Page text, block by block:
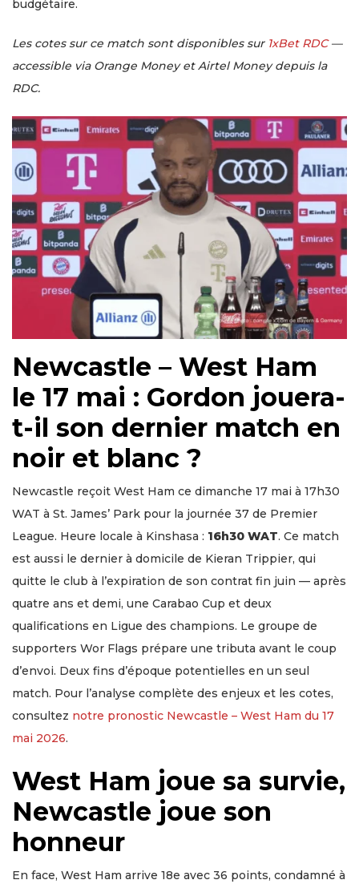
budgétaire.
Les cotes sur ce match sont disponibles sur 1xBet RDC—
accessible via Orange Money et Airtel Money depuis la
RDC.
Newcastle – West Ham
le 17 mai : Gordon jouera-
t-il son dernier match en
noir et blanc ?
Newcastle reçoit West Ham ce dimanche 17 mai à 17h30
WAT à St. James’ Park pour la journée 37 de Premier
League. Heure locale à Kinshasa : 16h30 WAT. Ce match
est aussi le dernier à domicile de Kieran Trippier, qui
quitte le club à l’expiration de son contrat fin juin — après
quatre ans et demi, une Carabao Cup et deux
qualifications en Ligue des champions. Le groupe de
supporters Wor Flags prépare une tributa avant le coup
d’envoi. Deux fins d’époque potentielles en un seul
match. Pour l’analyse complète des enjeux et les cotes,
consultez notre pronostic Newcastle – West Ham du 17
mai 2026.
West Ham joue sa survie,
Newcastle joue son
honneur
En face, West Ham arrive 18e avec 36 points, condamné à